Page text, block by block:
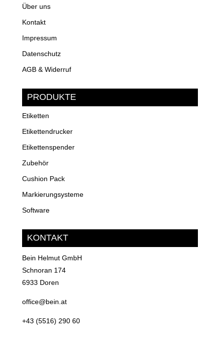
Über uns
Kontakt
Impressum
Datenschutz
AGB & Widerruf
PRODUKTE
Etiketten
Etikettendrucker
Etikettenspender
Zubehör
Cushion Pack
Markierungsysteme
Software
KONTAKT
Bein Helmut GmbH
Schnoran 174
6933 Doren
office@bein.at
+43 (5516) 290 60